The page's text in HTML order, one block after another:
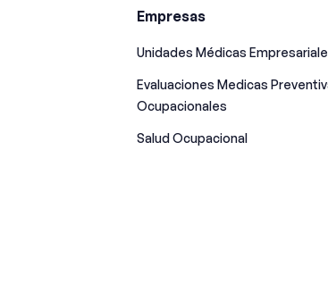
Empresas
Unidades Médicas
Evaluaciones Medicas
Ocupacionales
Salud Ocupacional